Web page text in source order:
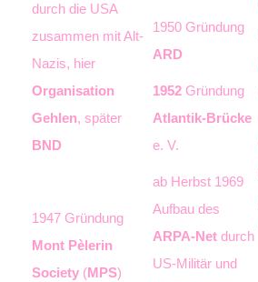
durch die USA
zusammen mit Alt-
Nazis, hier
Organisation
Gehlen, später
BND
1947 Gründung
Mont Pèlerin
Society (MPS)
1950 Gründung
ARD
1952 Gründung
Atlantik-Brücke
e. V.
ab Herbst 1969
Aufbau des
ARPA-Net durch
US-Mili­tär und